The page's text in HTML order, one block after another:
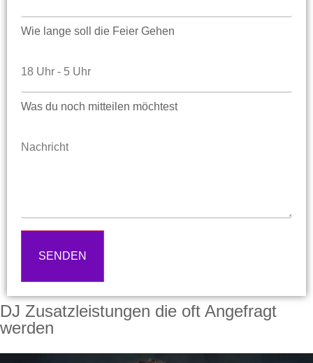
Wie lange soll die Feier Gehen
Was du noch mitteilen möchtest
SENDEN
DJ Zusatzleistungen die oft Angefragt
werden